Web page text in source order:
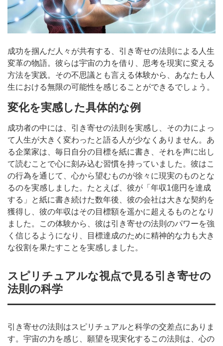
成功を掴んだ人々が共有する、引き寄せの法則による人生
変革の物語。彼らは宇宙の力を借り、思考を現実に変える
方法を実践。その不思議とも言える体験から、あなたも人
生における無限の可能性を感じることができるでしょう。
変化を実感した具体的な例
成功者の中には、引き寄せの法則を実感し、その力によっ
て人生が大きく変わったと語る人が少なくありません。あ
る企業家は、毎日自分の目標を紙に書き、それを声に出し
て読むことで心に刻み込む習慣を持っていました。彼はこ
の行為を通じて、心から望むものが徐々に現実のものとな
るのを実感しました。たとえば、彼が「年収1億円を達成
する」と紙に書き続けた数年後、彼の会社は大きな契約を
獲得し、彼の年収はその目標額を遥かに超えるものとなり
ました。この体験から、彼は引き寄せの法則のパワーを強
く信じるようになり、目標達成のために精神的な力も大き
な役割を果たすことを実感しました。
スピリチュアルな視点で見る引き寄せの
法則の科学
引き寄せの法則はスピリチュアルと科学の交差点にありま
す。宇宙の力を感じ、願望を現実化するこの法則は、心の